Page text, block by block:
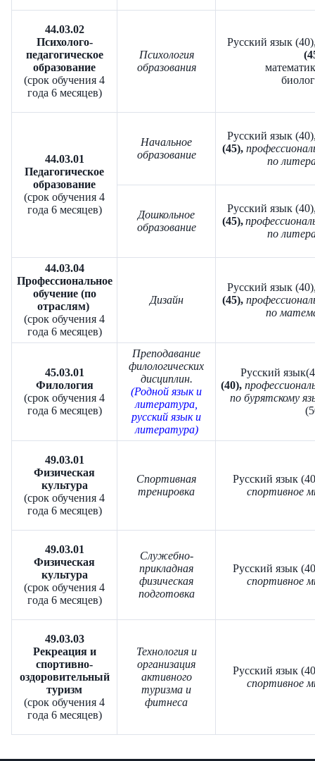
44.03.02
Психолого-
педагогическое
образование
(срок обучения 4
года 6 месяцев)
Психология
образования
Русский язык
44.03.01
Педагогическое
образование
(срок обучения 4
года 6 месяцев)
Начальное
образование
Русский язык
(45),
по
Дошкольное
образование
Русский язык
(45),
по
44.03.04
Профессиональное
обучение (по
отраслям)
(срок обучения 4
года 6 месяцев)
Дизайн
Русский язык
(45),
по
45.03.01
Филология
(срок обучения 4
года 6 месяцев)
Преподавание
филологических
дисциплин.
(Родной язык и
литература,
русский язык и
литература)
Русский
(40),
по бурятскому
49.03.01
Физическая
культура
(срок обучения 4
года 6 месяцев)
Спортивная
тренировка
Русский язык
спортивное
49.03.01
Физическая
культура
(срок обучения 4
года 6 месяцев)
Служебно-
прикладная
физическая
подготовка
Русский язык
спортивное
49.03.03
Рекреация и
спортивно-
оздоровительный
туризм
(срок обучения 4
года 6 месяцев)
Технология и
организация
активного
туризма и
фитнеса
Русский язык
спортивное